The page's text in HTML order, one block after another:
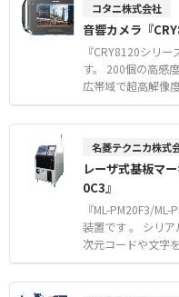
えたインターフェ
単に操作可能です
した頑丈な設計で
ホットスポットを
バイルアプリでの検査
●64チャンネルの
イムな可視化 ●自
クリアした堅牢な
025） 【用途・事例】 ●厳しい産業環境における圧縮空気
やガス漏れ検知 ●
常の迅速な特定 ●
る音源の特定
コタニ株式会社
音響カメラ『
『CRY8120シリ
す。 200個の高感
広帯域で超高解像
方の微小なガス漏
で可視化し、トラ
的なアプローチで
ーザーフレンドリ
の特定や部分放電
ータの無線送信に
も容易です。 【特徴】 ●200個の高感度マイクと100kHz
の広帯域がもたら
高める音響画像と
名菱テクニカ株式
レーザ式基板マ
0C3』
『ML-PM20F3/
装置です 。 シリ
次元コードや文字
グします 。 スタ
れやつぶれのない